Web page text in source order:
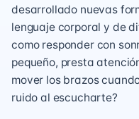
desarrollado nuevas
lenguaje corporal y de
como responder con
pequeño, presta
mover los brazos
ruido al escucharte?